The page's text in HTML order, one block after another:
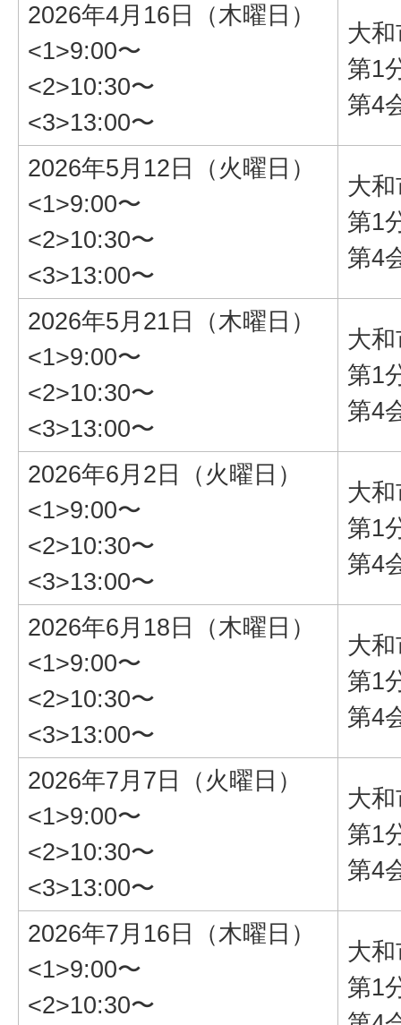
2026年4月16日（木曜日）
<1>9:00〜
<2>10:30〜
<3>13:00〜
大
第1
第4
2026年5月12日（火曜日）
<1>9:00〜
<2>10:30〜
<3>13:00〜
大
第1
第4
2026年5月21日（木曜日）
<1>9:00〜
<2>10:30〜
<3>13:00〜
大
第1
第4
2026年6月2日（火曜日）
<1>9:00〜
<2>10:30〜
<3>13:00〜
大
第1
第4
2026年6月18日（木曜日）
<1>9:00〜
<2>10:30〜
<3>13:00〜
大
第1
第4
2026年7月7日（火曜日）
<1>9:00〜
<2>10:30〜
<3>13:00〜
大
第1
第4
2026年7月16日（木曜日）
<1>9:00〜
<2>10:30〜
大
第1